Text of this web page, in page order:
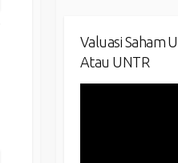
Valuasi Saham
Atau UNTR